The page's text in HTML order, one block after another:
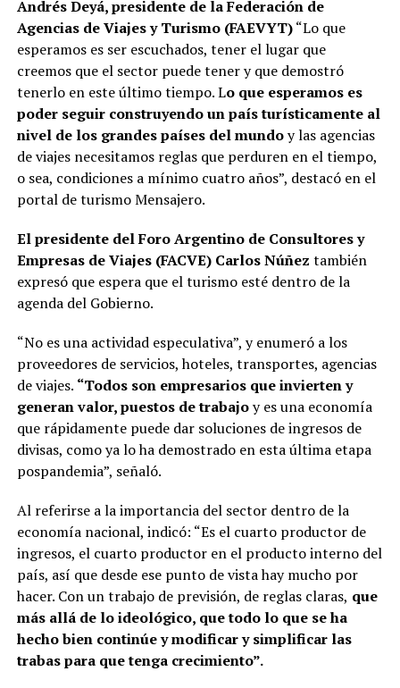
Andrés Deyá, presidente de la Federación de
Agencias de Viajes y Turismo (FAEVYT)“Lo que
esperamos es ser escuchados, tener el lugar que
creemos que el sector puede tener y que demostró
tenerlo en este último tiempo. Lo que esperamos es
poder seguir construyendo un país turísticamente al
nivel de los grandes países del mundoy las agencias
de viajes necesitamos reglas que perduren en el tiempo,
o sea, condiciones a mínimo cuatro años”, destacó en el
portal de turismo Mensajero.
El presidente del Foro Argentino de Consultores y
Empresas de Viajes (FACVE) Carlos Núñez también
expresó que espera que el turismo esté dentro de la
agenda del Gobierno.
“No es una actividad especulativa”, y enumeró a los
proveedores de servicios, hoteles, transportes, agencias
de viajes. “Todos son empresarios que invierten y
generan valor, puestos de trabajoy es una economía
que rápidamente puede dar soluciones de ingresos de
divisas, como ya lo ha demostrado en esta última etapa
pospandemia”, señaló.
Al referirse a la importancia del sector dentro de la
economía nacional, indicó: “Es el cuarto productor de
ingresos, el cuarto productor en el producto interno del
país, así que desde ese punto de vista hay mucho por
hacer. Con un trabajo de previsión, de reglas claras, que
más allá de lo ideológico, que todo lo que se ha
hecho bien continúe y modificar y simplificar las
trabas para que tenga crecimiento”.